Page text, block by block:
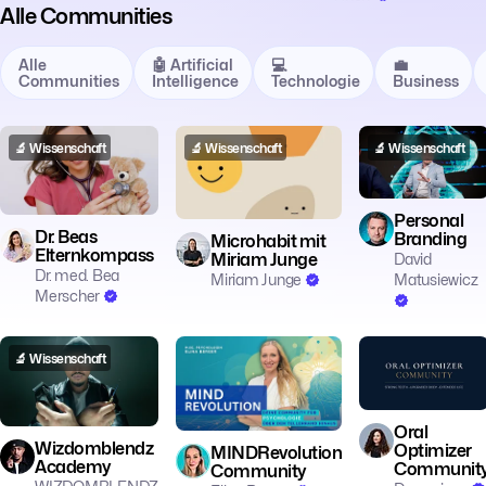
Alle Communities
Alle
Communities
🤖 Artificial
Intelligence
💻
Technologie
💼
Business
🔬 Wissenschaft
Dr. Beas
Elternkompass
Dr. med. Bea
Merscher
🔬 Wissenschaft
Microhabit mit
Miriam Junge
Miriam Junge
🔬 Wissenschaft
Personal
Branding
David
Matusiewicz
🔬 Wissenschaft
Wizdomblendz
Academy
🔬 Wissenschaft
MINDRevolution
Community
Oral
Optimizer